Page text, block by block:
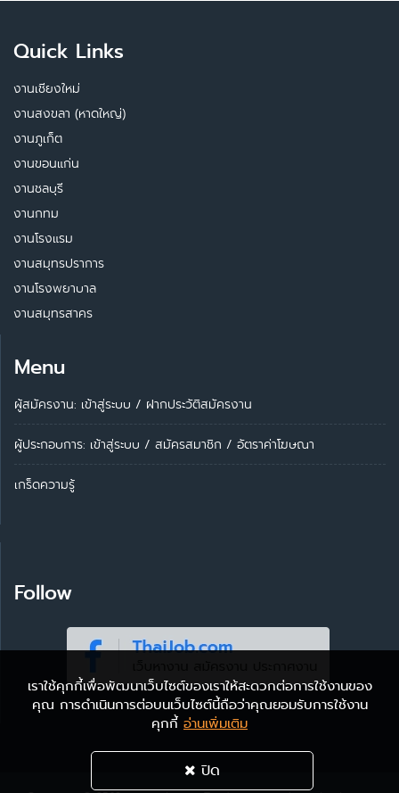
Quick Links
งานเชียงใหม่
งานสงขลา (หาดใหญ่)
งานภูเก็ต
งานขอนแก่น
งานชลบุรี
งานกทม
งานโรงแรม
งานสมุทรปราการ
งานโรงพยาบาล
งานสมุทรสาคร
Menu
ผู้สมัครงาน: เข้าสู่ระบบ / ฝากประวัติสมัครงาน
ผู้ประกอบการ: เข้าสู่ระบบ / สมัครสมาชิก / อัตราค่าโฆษณา
เกร็ดความรู้
Follow
เราใช้คุกกี้เพื่อพัฒนาเว็บไซต์ของเราให้สะดวกต่อการใช้งานของ
คุณ การดำเนินการต่อบนเว็บไซต์นี้ถือว่าคุณยอมรับการใช้งาน
คุกกี้ อ่านเพิ่มเติม
ปิด